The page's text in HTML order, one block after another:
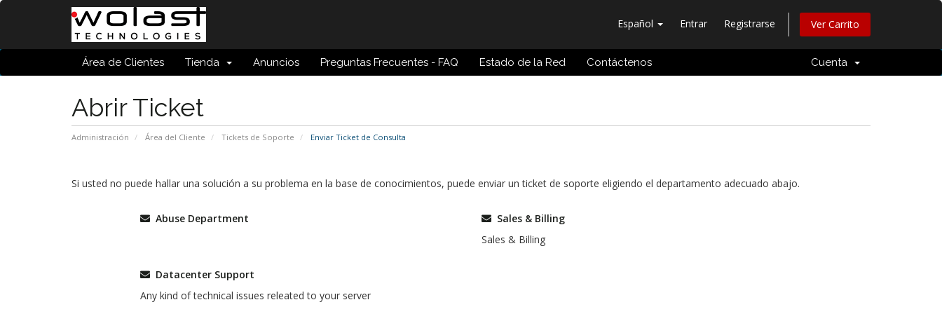
Español Entrar Registrarse Ver Carrito
Área de Clientes Tienda Anuncios Preguntas Frecuentes - FAQ Estado de la Red Contáctenos Cuenta
Abrir Ticket
Administración Área del Cliente Tickets de Soporte Enviar Ticket de Consulta
Si usted no puede hallar una solución a su problema en la base de conocimientos, puede enviar un ticket de soporte eligiendo el departamento adecuado abajo.
Abuse Department
Sales & Billing
Sales & Billing
Datacenter Support
Any kind of technical issues releated to your server